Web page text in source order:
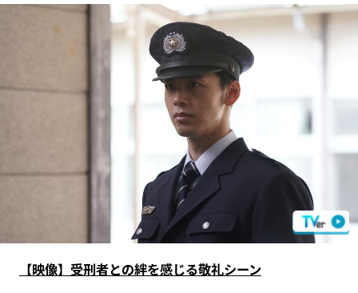
【映像】受刑者との絆を感じる敬礼シーン